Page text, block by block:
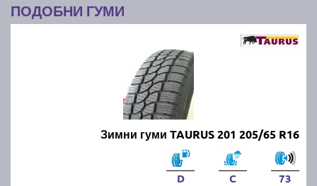
ПОДОБНИ ГУМИ
Зимни гуми TAURUS 201 205/65 R16
D C 73